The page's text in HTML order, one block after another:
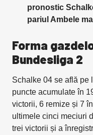
pronostic
pariul Ambele
Forma
Bundesliga 2
Schalke 04 se află pe
puncte acumulate în
victorii, 6 remize și 7
ultimele cinci meciuri
trei victorii și a